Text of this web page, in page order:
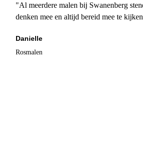
"Al meerdere malen bij Swanenberg
denken mee en altijd bereid mee te
Danielle
Rosmalen